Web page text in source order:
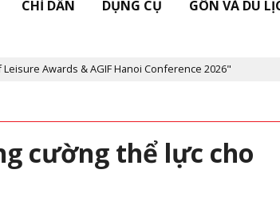
CHỈ DẪN DỤNG CỤ GÔN VÀ DU
& AGIF Hanoi Conference 2026" Kỷ niệm 20
cường thể lực cho